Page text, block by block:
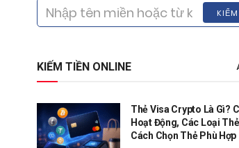
KIỂM
KIẾM TIỀN ONLINE
Thẻ Visa Crypto Là Gì?
Hoạt Động, Các Loại
Cách Chọn Thẻ Phù Hợp